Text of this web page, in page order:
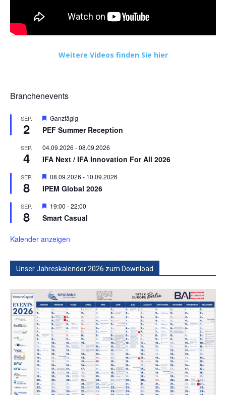
Weitere Videos finden Sie hier
Branchenevents
SEP.
2
Hervorgehoben
Ganztägig
PEF Summer Reception
SEP.
4
04.09.2026 -08.09.2026
IFA Next / IFA Innovation For All 2026
SEP.
8
Hervorgehoben
08.09.2026 - 10.09.2026
IPEM Global 2026
SEP.
8
Hervorgehoben
19:00 -22:00
Smart Casual
Kalender anzeigen
Unser Jahreskalender 2026 zum Download